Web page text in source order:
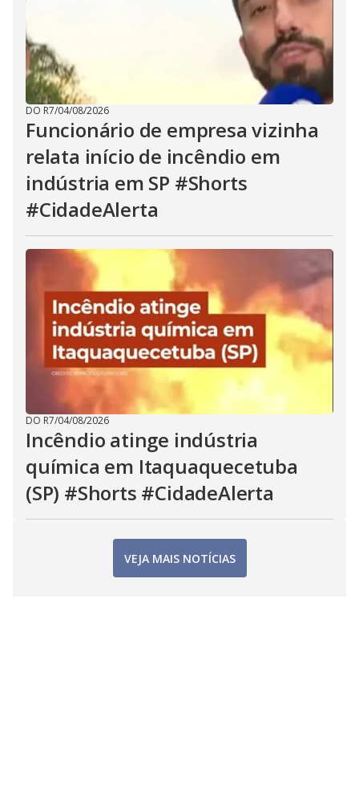
DO R7/04/08/2026
Funcionário de empresa vizinha
relata início de incêndio em
indústria em SP #Shorts
#CidadeAlerta
DO R7/04/08/2026
Incêndio atinge indústria
química em Itaquaquecetuba
(SP) #Shorts #CidadeAlerta
VEJA MAIS NOTÍCIAS